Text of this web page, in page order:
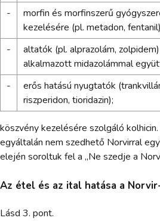
-
morfin és morfinszerű
kezelésére (pl. metadon,
-
altatók (pl. alprazolám,
alkalmazott midazolámmal
-
erős hatású nyugtatók
riszperidon, tioridazin);
köszvény kezelésére szolgáló
egyáltalán nem szedhető Norvirral
elején soroltuk fel a „Ne szedje a
Az étel és az ital hatása a
Lásd 3. pont.